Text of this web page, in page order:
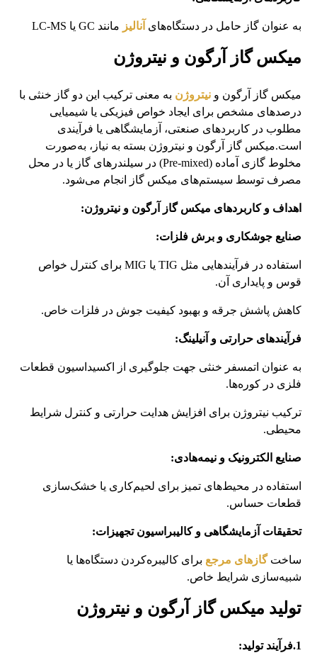
به عنوان گاز حامل در دستگاه‌های آنالیز مانند GC یا LC-MS
میکس گاز آرگون و نیتروژن
میکس گاز آرگون و نیتروژن به معنی ترکیب این دو گاز خنثی با
درصدهای مشخص برای ایجاد خواص فیزیکی یا شیمیایی
مطلوب در کاربردهای صنعتی، آزمایشگاهی یا فرآیندی
است.میکس گاز آرگون و نیتروژن بسته به نیاز، به‌صورت
مخلوط گازی آماده (Pre-mixed) در سیلندرهای گاز یا در محل
مصرف توسط سیستم‌های میکس گاز انجام می‌شود.
اهداف و کاربردهای میکس گاز آرگون و نیتروژن:
صنایع جوشکاری و برش فلزات:
استفاده در فرآیندهایی مثل TIG یا MIG برای کنترل خواص
قوس و پایداری آن.
کاهش پاشش جرقه و بهبود کیفیت جوش در فلزات خاص.
فرآیندهای حرارتی و آنیلینگ:
به عنوان اتمسفر خنثی جهت جلوگیری از اکسیداسیون قطعات
فلزی در کوره‌ها.
ترکیب نیتروژن برای افزایش هدایت حرارتی و کنترل شرایط
محیطی.
صنایع الکترونیک و نیمه‌هادی:
استفاده در محیط‌های تمیز برای لحیم‌کاری یا خشک‌سازی
قطعات حساس.
تحقیقات آزمایشگاهی و کالیبراسیون تجهیزات:
ساخت گازهای مرجع برای کالیبره‌کردن دستگاه‌ها یا
شبیه‌سازی شرایط خاص.
تولید میکس گاز آرگون و نیتروژن
1.فرآیند تولید: